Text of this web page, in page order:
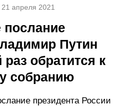
21 апреля 2021
послание
Путин
раз обратится к
собранию
президента России